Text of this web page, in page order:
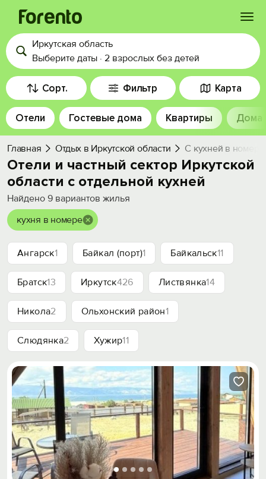
Войти
Избранное
История просмотра
Добавить свой объект
Иркутская область
Выберите даты · 2 взрослых без детей
Сорт. Фильтр Карта
Отели Гостевые дома Квартиры Дома
Главная Отдых в Иркутской области С кухней в номере
Отели и частный сектор Иркутской
области с отдельной кухней
Найдено 9 вариантов жилья
кухня в номере
Ангарск1 Байкал (порт)1 Байкальск11
Братск13 Иркутск426 Листвянка14
Никола2 Ольхонский район1
Слюдянка2 Хужир11